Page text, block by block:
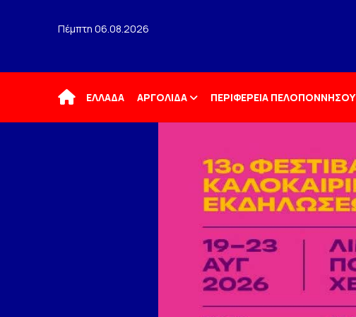
Πέμπτη 06.08.2026
ΑρχικήΕΛΛΑΔΑ ΑΡΓΟΛΙΔΑ ΠΕΡΙΦΕΡΕΙΑ ΠΕΛΟΠΟΝΝΗΣΟΥ